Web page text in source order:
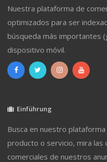
Nuestra plataforma de
optimizados para ser
búsqueda más importantes
dispositivo móvil.
Einführung
Busca en nuestro
producto o servicio, mira
comerciales de nuestros